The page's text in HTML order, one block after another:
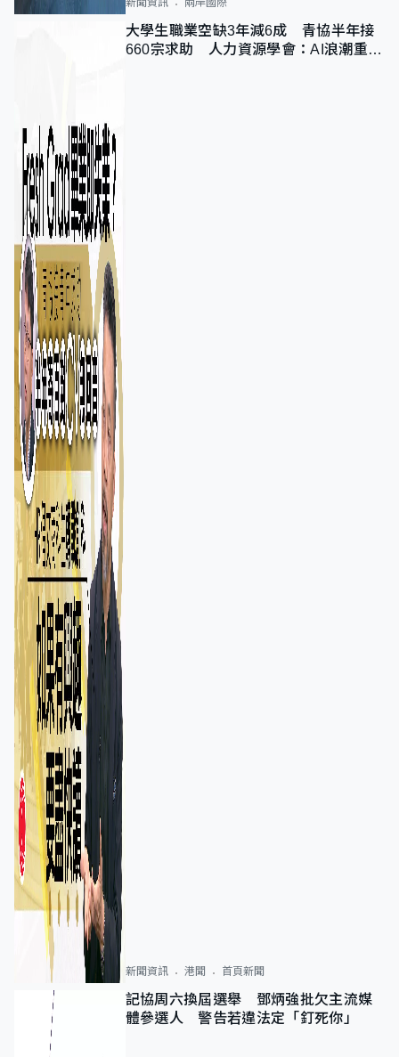
大學生職業空缺3年減6成 青協半年接
660宗求助 人力資源學會：AI浪潮重整
新聞資訊 港聞 首頁新聞
記協周六換屆選舉 鄧炳強批欠主流媒
體參選人 警告若違法定「釘死你」